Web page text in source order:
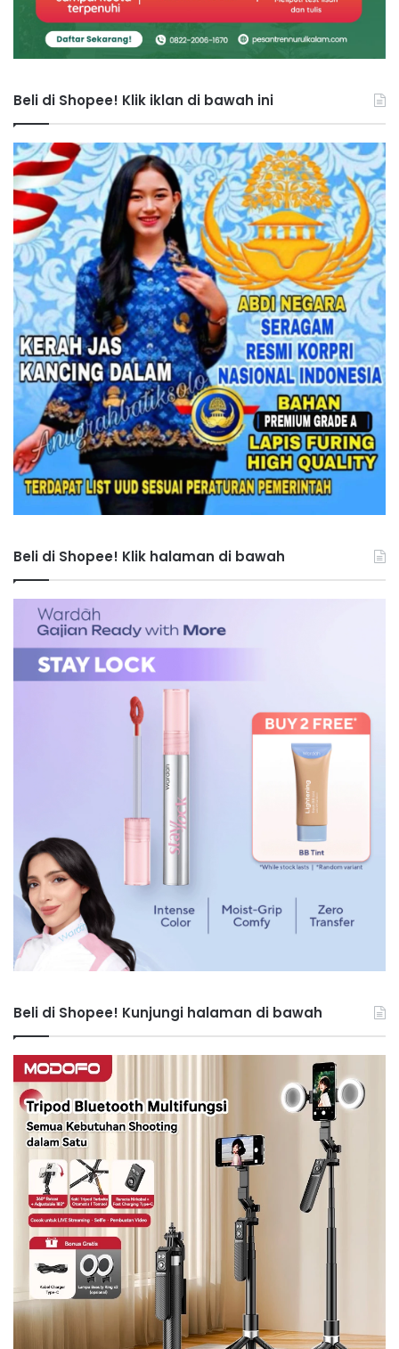
Beli di Shopee! Klik iklan di bawah ini
Beli di Shopee! Klik halaman di bawah
Beli di Shopee! Kunjungi halaman di bawah